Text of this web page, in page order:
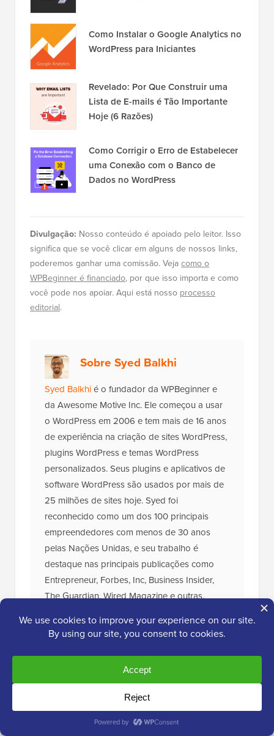
Como Instalar o Google Analytics no
WordPress para Iniciantes
Revelado: Por Que Construir uma
Lista de E-mails é Tão Importante
Hoje (6 Razões)
Como Corrigir o Erro de Estabelecer
uma Conexão com o Banco de
Dados no WordPress
Divulgação: Nosso conteúdo é apoiado pelo leitor. Isso
significa que se você clicar em alguns de nossos links,
poderemos ganhar uma comissão. Vejacomo o
WPBeginner é financiado, por que isso importa e como
você pode nos apoiar. Aqui está nosso processo
editorial.
Sobre Syed Balkhi
Syed Balkhié o fundador da WPBeginner e
da Awesome Motive Inc. Ele começou a usar
o WordPress em 2006 e tem mais de 16 anos
de experiência na criação de sites WordPress,
plugins WordPress e temas WordPress
personalizados. Seus plugins e aplicativos de
software WordPress são usados por mais de
25 milhões de sites hoje. Syed foi
reconhecido como um dos 100 principais
empreendedores com menos de 30 anos
pelas Nações Unidas, e seu trabalho é
destaque nas principais publicações como
Entrepreneur, Forbes, Inc, Business Insider,
The Guardian, Wired Magazine e outras.
O
Kit de Ferramentas